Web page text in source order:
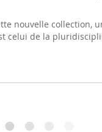
nouvelle
celui de la